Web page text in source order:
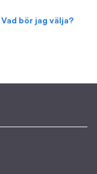
bör jag välja?